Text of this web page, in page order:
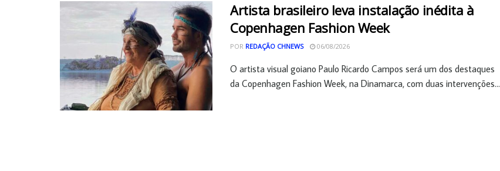
Artista brasileiro leva instalação inédita à
Copenhagen Fashion Week
POR REDAÇÃO CHNEWS 06/08/2026
O artista visual goiano Paulo Ricardo Campos será um dos destaques
da Copenhagen Fashion Week, na Dinamarca, com duas intervenções...